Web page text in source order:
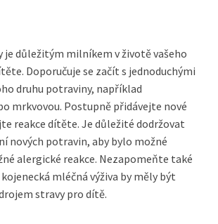
je důležitým milníkem v životě vašeho
Doporučuje se začít s jednoduchými
druhu potraviny, například
mrkvovou. Postupně přidávejte nové
reakce dítěte. Je důležité dodržovat
nových potravin, aby bylo možné
alergické reakce. Nezapomeňte také
mléčná výživa by měly být
stravy pro dítě.